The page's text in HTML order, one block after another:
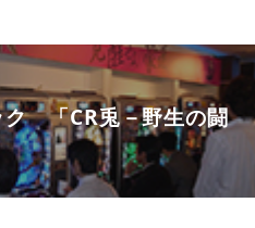
ク 「CR兎－野生の闘